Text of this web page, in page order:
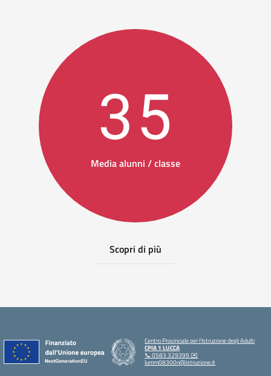
35
Media alunni / classe
Scopri di più
Centro Provinciale per l'Istruzione degli Adulti
CPIA 1 LUCCA
📞 0583 329399 ✉️
lumm08300n@istruzione.it